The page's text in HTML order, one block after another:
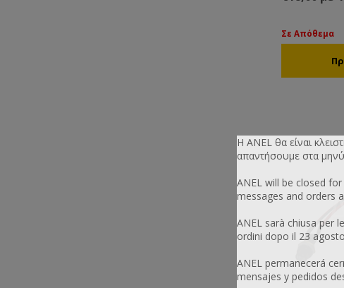
Σε Απόθεμα
Η ANEL θα είναι
απαντήσουμε στα
ANEL will be closed
messages and orders
ANEL sarà chiusa per
ordini dopo il 23
ANEL permanecerá
mensajes y pedidos